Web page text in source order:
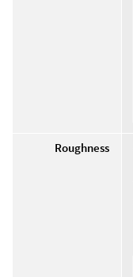
Roughness